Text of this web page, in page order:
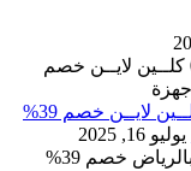
شركة تنظيف بالرياض 0556501701 كلــين لايــن خصم 39%
يوليو 16, 2025